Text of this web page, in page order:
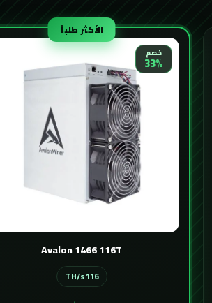
الأكثر طلباً
خصم
33%
Avalon 1466 116T
116 TH/s